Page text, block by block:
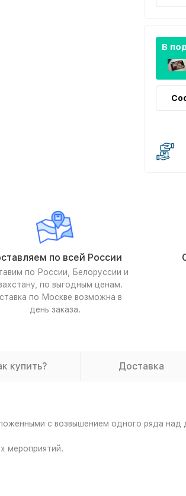
В
по всей России
по России, Белоруссии и
по выгодным ценам.
по Москве возможна в
день заказа.
купить? Доставка
с возвышением одного ряда над
мероприятий.